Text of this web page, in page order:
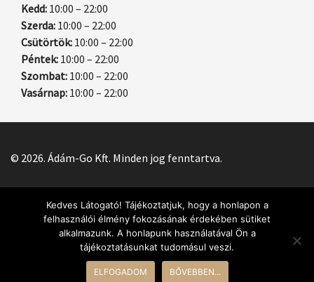
Kedd: 10:00 – 22:00
Szerda: 10:00 – 22:00
Csütörtök: 10:00 – 22:00
Péntek: 10:00 – 22:00
Szombat: 10:00 – 22:00
Vasárnap: 10:00 – 22:00
© 2026. Ádám-Go Kft. Minden jog fenntartva.
Webes rendeléseket H-V 10:30-21:00 között veszünk fel.
10:00-
21:30 között telefonon diszpécsereink fogadják a
megrendeléseket.
Kedves Látogató! Tájékoztatjuk, hogy a honlapon a
felhasználói élmény fokozásának érdekében sütiket
alkalmazunk. A honlapunk használatával Ön a
tájékoztatásunkat tudomásul veszi.
ELFOGADOM BŐVEBBEN...